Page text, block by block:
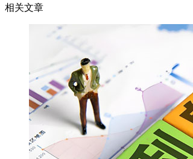
相关文章